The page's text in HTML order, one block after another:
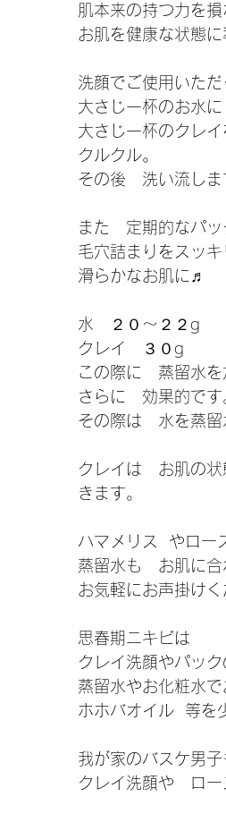
肌本来の持つ力を
お肌を健康な状態
洗顔でご使用いた
大さじ一杯のお水に
大さじ一杯のクレ
クルクル。
その後　洗い流しま
また　定期的なパ
毛穴詰まりをスッ
滑らかなお肌に♬
水　２０〜２２g
クレイ　３０g
この際に　蒸留水
さらに　効果的です
その際は　水を蒸
クレイは　お肌の
きます。
ハマメリス  やロー
蒸留水も　お肌に
お気軽にお声掛け
思春期ニキビは
クレイ洗顔やパッ
蒸留水やお化粧水
ホホバオイル  等を
我が家のバスケ男
クレイ洗顔や　ロ